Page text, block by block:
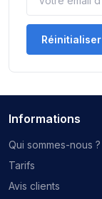
Réinitialiser
Informations
Qui sommes-nous ?
Tarifs
Avis clients